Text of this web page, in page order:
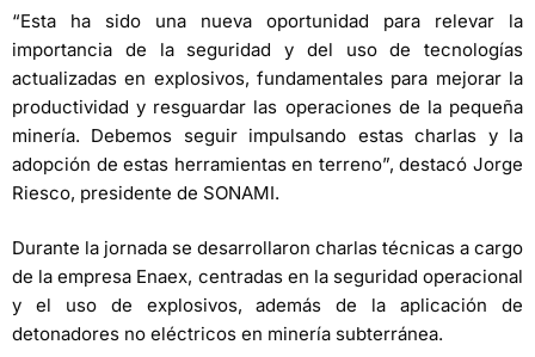
“Esta ha sido una nueva oportunidad para relevar la
importancia de la seguridad y del uso de tecnologías
actualizadas en explosivos, fundamentales para mejorar la
productividad y resguardar las operaciones de la pequeña
minería. Debemos seguir impulsando estas charlas y la
adopción de estas herramientas en terreno”, destacó Jorge
Riesco, presidente de SONAMI.
Durante la jornada se desarrollaron charlas técnicas a cargo
de la empresa Enaex, centradas en la seguridad operacional
y el uso de explosivos, además de la aplicación de
detonadores no eléctricos en minería subterránea.